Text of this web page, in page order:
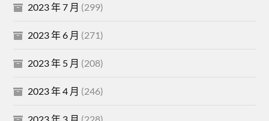
2023 年 7 月 (299)
2023 年 6 月 (271)
2023 年 5 月 (208)
2023 年 4 月 (246)